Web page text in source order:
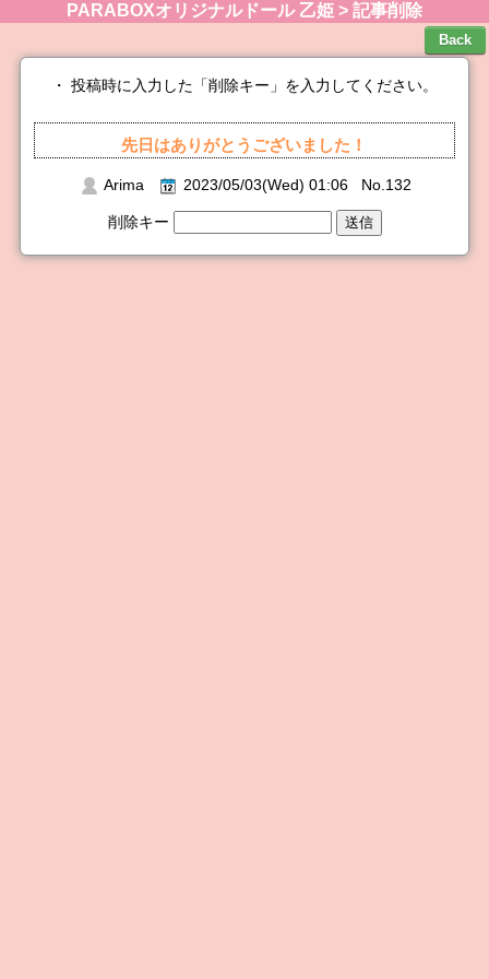
PARABOXオリジナルドール 乙姫 > 記事削除
・ 投稿時に入力した「削除キー」を入力してください。
先日はありがとうございました！
Arima 2023/05/03(Wed) 01:06 No.132
削除キー